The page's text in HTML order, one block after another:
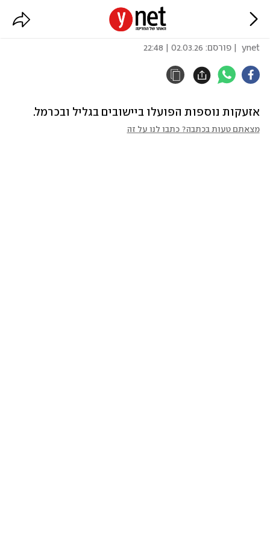
אזעקות נוספות בצפון
ynet | פורסם: 02.03.26 | 22:48
אזעקות נוספות הפועלו ביישובים בגליל ובכרמל.
מצאתם טעות בכתבה? כתבו לנו על זה